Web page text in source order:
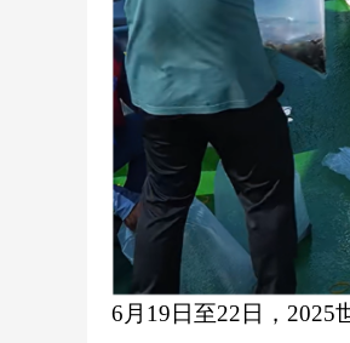
6月19日至22日，2025